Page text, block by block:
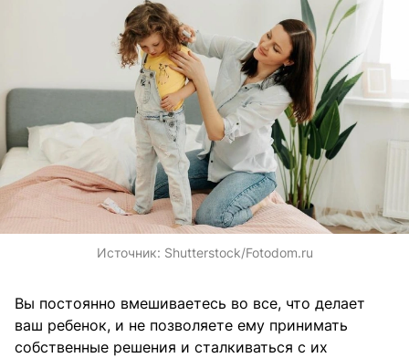
Источник: Shutterstock/Fotodom.ru
Вы постоянно вмешиваетесь во все, что делает
ваш ребенок, и не позволяете ему принимать
собственные решения и сталкиваться с их